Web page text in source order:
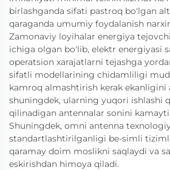
birlashganda sifati pastroq bo'lgan
qaraganda umumiy foydalanish
Zamonaviy loyihalar energiya
ichiga olgan bo'lib, elektr energiyasi
operatsion xarajatlarni tejashga
sifatli modellarining chidamliligi
kamroq almashtirish kerak ekanligini
shuningdek, ularning yuqori ishlashi
qilinadigan antennalar sonini
Shuningdek, omni antenna
standartlashtirilganligi be-simli
qaramay doim moslikni saqlaydi va
eskirishdan himoya qiladi.